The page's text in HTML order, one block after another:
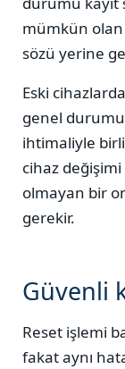
mümkün olan
sözü yerine
Eski
genel
ihtimaliyle
cihaz
olmayan bir
gerekir.
Güvenli
Reset işlemi
fakat aynı